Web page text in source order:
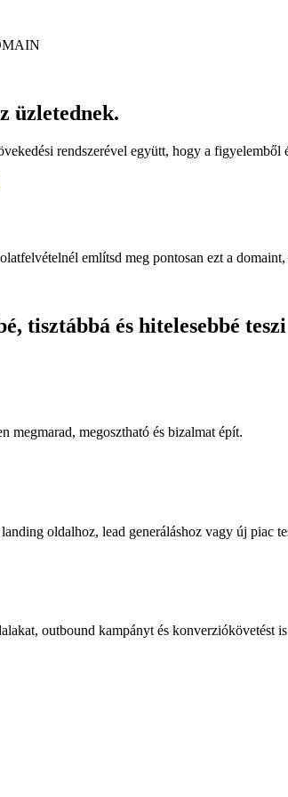
üzletednek.
rendszerével együtt, hogy a
említsd meg pontosan ezt a
tisztábbá és hitelesebbé
megmarad, megosztható és bizalmat épít.
oldalhoz, lead generáláshoz vagy új piac
outbound kampányt és konverziókövetést